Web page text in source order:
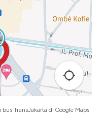
TransJakarta di Google Maps